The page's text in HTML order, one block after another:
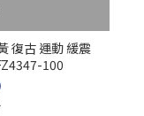
復古 運動 緩震
100